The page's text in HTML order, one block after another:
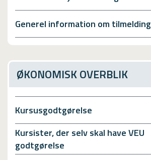
Generel information om tilmelding
ØKONOMISK OVERBLIK
Kursusgodtgørelse
Kursister, der selv skal have VEU
godtgørelse